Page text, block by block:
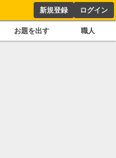
新規登録 ログイン
お題を出す 職人